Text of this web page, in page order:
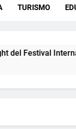
TURISMO
Festival